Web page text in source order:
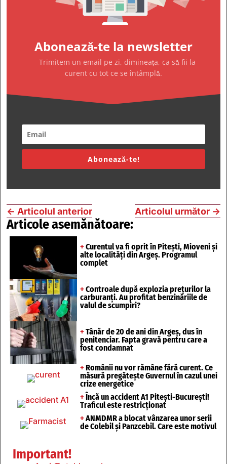
Abonează-te la newsletter
Trimitem un email pe zi, dimineața, ca să fii la
curent cu tot ce se întâmplă.
Abonează-te!
← Articolul anterior Articolul următor →
Articole asemănătoare:
+ Curentul va fi oprit în Pitești, Mioveni și
alte localități din Argeș. Programul
complet
+ Controale după explozia prețurilor la
carburanți. Au profitat benzinăriile de
valul de scumpiri?
+ Tânăr de 20 de ani din Argeș, dus în
penitenciar. Fapta gravă pentru care a
fost condamnat
+ Românii nu vor rămâne fără curent. Ce
măsură pregătește Guvernul în cazul unei
crize energetice
+ Încă un accident A1 Pitești-București!
Traficul este restricționat
+ ANMDMR a blocat vânzarea unor serii
de Colebil și Panzcebil. Care este motivul
Important!